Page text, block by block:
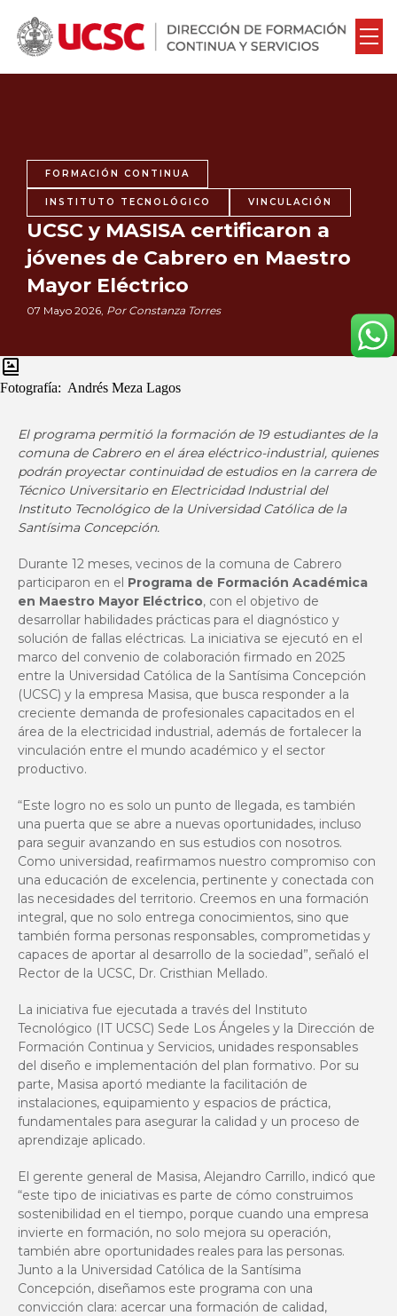
FORMACIÓN CONTINUA
INSTITUTO TECNOLÓGICO VINCULACIÓN
UCSC y MASISA certificaron a
jóvenes de Cabrero en Maestro
Mayor Eléctrico
07 Mayo 2026, Por Constanza Torres
Fotografía: Andrés Meza Lagos
El programa permitió la formación de 19 estudiantes de la
comuna de Cabrero en el área eléctrico-industrial, quienes
podrán proyectar continuidad de estudios en la carrera de
Técnico Universitario en Electricidad Industrial del
Instituto Tecnológico de la Universidad Católica de la
Santísima Concepción.
Durante 12 meses, vecinos de la comuna de Cabrero
participaron en el Programa de Formación Académica
en Maestro Mayor Eléctrico, con el objetivo de
desarrollar habilidades prácticas para el diagnóstico y
solución de fallas eléctricas. La iniciativa se ejecutó en el
marco del convenio de colaboración firmado en 2025
entre la Universidad Católica de la Santísima Concepción
(UCSC) y la empresa Masisa, que busca responder a la
creciente demanda de profesionales capacitados en el
área de la electricidad industrial, además de fortalecer la
vinculación entre el mundo académico y el sector
productivo.
“Este logro no es solo un punto de llegada, es también
una puerta que se abre a nuevas oportunidades, incluso
para seguir avanzando en sus estudios con nosotros.
Como universidad, reafirmamos nuestro compromiso con
una educación de excelencia, pertinente y conectada con
las necesidades del territorio. Creemos en una formación
integral, que no solo entrega conocimientos, sino que
también forma personas responsables, comprometidas y
capaces de aportar al desarrollo de la sociedad”, señaló el
Rector de la UCSC, Dr. Cristhian Mellado.
La iniciativa fue ejecutada a través del Instituto
Tecnológico (IT UCSC) Sede Los Ángeles y la Dirección de
Formación Continua y Servicios, unidades responsables
del diseño e implementación del plan formativo. Por su
parte, Masisa aportó mediante la facilitación de
instalaciones, equipamiento y espacios de práctica,
fundamentales para asegurar la calidad y un proceso de
aprendizaje aplicado.
El gerente general de Masisa, Alejandro Carrillo, indicó que
“este tipo de iniciativas es parte de cómo construimos
sostenibilidad en el tiempo, porque cuando una empresa
invierte en formación, no solo mejora su operación,
también abre oportunidades reales para las personas.
Junto a la Universidad Católica de la Santísima
Concepción, diseñamos este programa con una
convicción clara: acercar una formación de calidad,